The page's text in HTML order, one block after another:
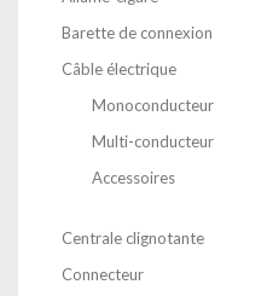
Barette de connexion
Câble électrique
Monoconducteur
Multi-conducteur
Accessoires
Centrale clignotante
Connecteur